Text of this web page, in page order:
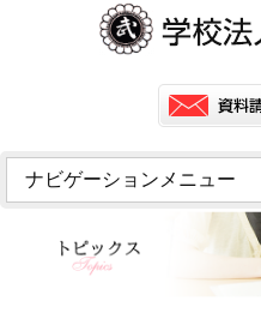
ナビゲーションメニュー